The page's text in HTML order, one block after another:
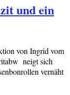
und ein
von Ingrid vom
neigt sich
vernäht